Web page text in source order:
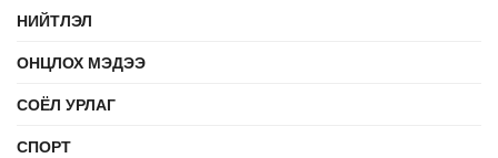
НИЙТЛЭЛ
ОНЦЛОХ МЭДЭЭ
СОЁЛ УРЛАГ
СПОРТ